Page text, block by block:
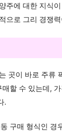
주에 대한 지식
으로 그리 경쟁
곳이 바로 주류
할 수 있는데,
.
구매 형식인 경